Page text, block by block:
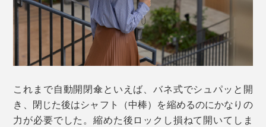
これまで自動開閉傘といえば、バネ式でシュパッと開
き、閉じた後はシャフト（中棒）を縮めるのにかなりの
力が必要でした。縮めた後ロックし損ねて開いてしま